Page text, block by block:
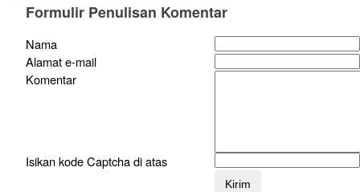
Formulir Penulisan Komentar
Nama
Alamat e-mail
Komentar
Isikan kode Captcha di atas